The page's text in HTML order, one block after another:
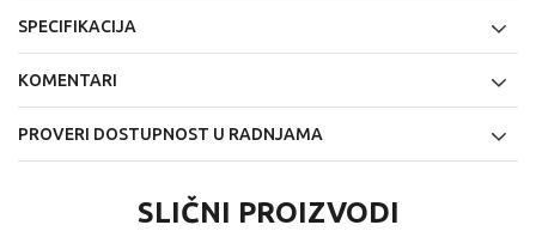
SPECIFIKACIJA
KOMENTARI
PROVERI DOSTUPNOST U RADNJAMA
SLIČNI PROIZVODI